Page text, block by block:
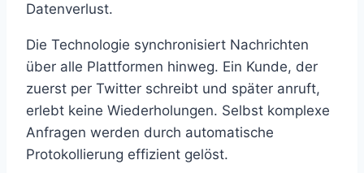
Datenverlust.
Die Technologie synchronisiert Nachrichten
über alle Plattformen hinweg. Ein Kunde, der
zuerst per Twitter schreibt und später anruft,
erlebt keine Wiederholungen. Selbst komplexe
Anfragen werden durch automatische
Protokollierung effizient gelöst.